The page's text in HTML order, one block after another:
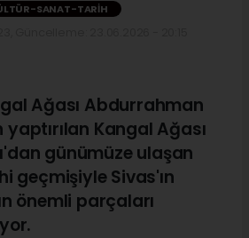
SANAT-TARIH
Ağası Abdurrahman
Kangal Ağası
günümüze ulaşan
geçmişiyle Sivas'ın
önemli parçaları